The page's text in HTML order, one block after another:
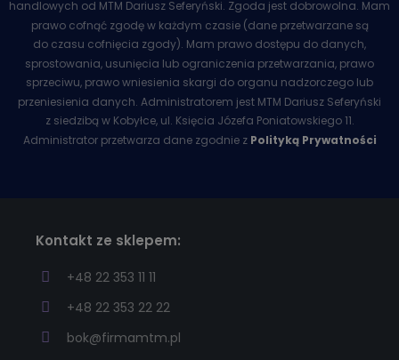
handlowych od MTM Dariusz Seferyński. Zgoda jest dobrowolna. Mam
prawo cofnąć zgodę w każdym czasie (dane przetwarzane są
do czasu cofnięcia zgody). Mam prawo dostępu do danych,
sprostowania, usunięcia lub ograniczenia przetwarzania, prawo
sprzeciwu, prawo wniesienia skargi do organu nadzorczego lub
przeniesienia danych. Administratorem jest MTM Dariusz Seferyński
z siedzibą w Kobyłce, ul. Księcia Józefa Poniatowskiego 11.
Administrator przetwarza dane zgodnie z Polityką Prywatności
Kontakt ze sklepem:
+48 22 353 11 11
+48 22 353 22 22
bok@firmamtm.pl